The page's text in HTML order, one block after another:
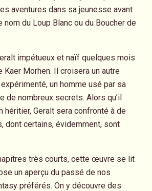
aventures dans sa jeunesse avant
nom du Loup Blanc ou du Boucher de
impétueux et naïf quelques mois
Kaer Morhen. Il croisera un autre
un homme usé par sa
de nombreux secrets. Alors qu’il
héritier, Geralt sera confronté à de
dont certains, évidemment, sont
très courts, cette œuvre se lit
un aperçu du passé de nos
préférés. On y découvre des